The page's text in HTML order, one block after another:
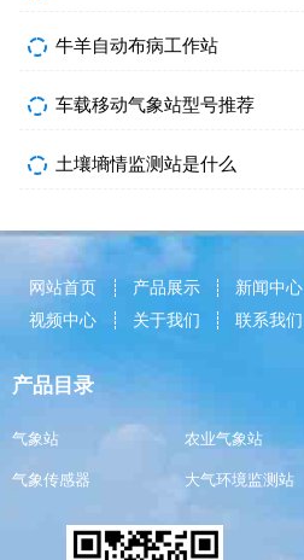
牛羊自动布病工作站
车载移动气象站型号推荐
土壤墒情监测站是什么
网站首页 产品展示 新闻中心
视频中心
关于我们 联系我们
产品目录
气象站 农业气象站
气象传感器 大气环境监测站